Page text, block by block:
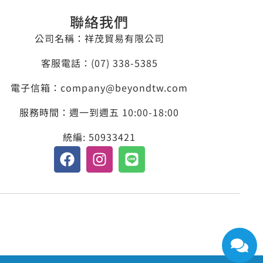
聯絡我們
公司名稱：祥茂貿易有限公司
客服電話：​(07) 338-5385
電子信箱：company@beyondtw.com
服務時間：週一到週五 10:00-18:00
統編: 50933421